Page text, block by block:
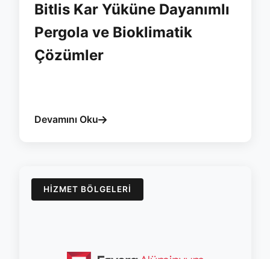
Bitlis Kar Yüküne Dayanımlı
Pergola ve Bioklimatik
Çözümler
Devamını Oku
HIZMET BÖLGELERI